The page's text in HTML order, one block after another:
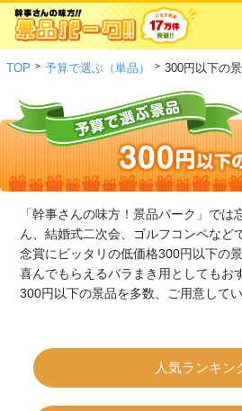
TOP > 予算で選ぶ（単品） > 300円以下の
「幹事さんの味方！景品パーク」では
ん、結婚式二次会、ゴルフコンペなど
念賞にピッタリの低価格300円以下の
喜んでもらえるバラまき用としてもお
300円以下の景品を多数、ご用意してい
人気ランキン